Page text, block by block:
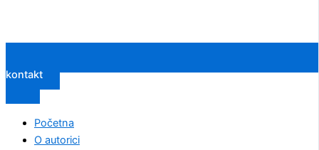
kontakt
Početna
O autorici